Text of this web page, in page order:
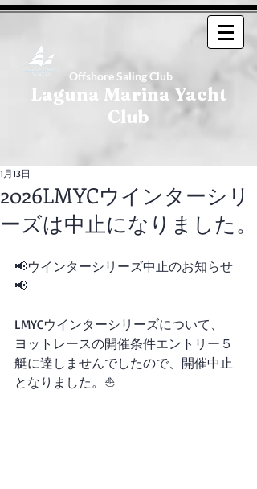
Offshore Saling Club
Laguna Marina Yacht
Club
2026LMYCウインターシリ
ーズは中止になりました。
1月13日
📢ウインターシリーズ中止のお知らせ
📢
LMYCウインターシリーズについて、
ヨットレースの開催条件エントリー５
艇に達しませんでしたので、開催中止
となりました。⛵️